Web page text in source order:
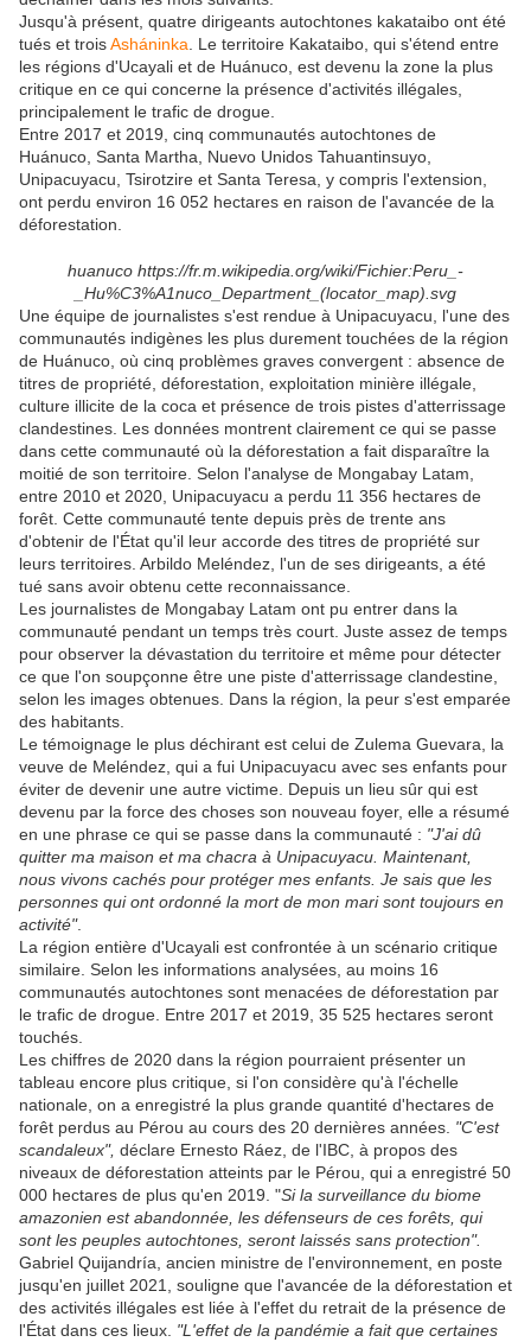
Jusqu'à présent, quatre dirigeants autochtones kakataibo ont été
tués et troisAsháninka . Le territoire Kakataibo, qui s'étend entre
les régions d'Ucayali et de Huánuco, est devenu la zone la plus
critique en ce qui concerne la présence d'activités illégales,
principalement le trafic de drogue.
Entre 2017 et 2019, cinq communautés autochtones de
Huánuco, Santa Martha, Nuevo Unidos Tahuantinsuyo,
Unipacuyacu, Tsirotzire et Santa Teresa, y compris l'extension,
ont perdu environ 16 052 hectares en raison de l'avancée de la
déforestation.
huanuco https://fr.m.wikipedia.org/wiki/Fichier:Peru_-
_Hu%C3%A1nuco_Department_(locator_map).svg
Une équipe de journalistes s'est rendue à Unipacuyacu, l'une des
communautés indigènes les plus durement touchées de la région
de Huánuco, où cinq problèmes graves convergent : absence de
titres de propriété, déforestation, exploitation minière illégale,
culture illicite de la coca et présence de trois pistes d'atterrissage
clandestines. Les données montrent clairement ce qui se passe
dans cette communauté où la déforestation a fait disparaître la
moitié de son territoire. Selon l'analyse de Mongabay Latam,
entre 2010 et 2020, Unipacuyacu a perdu 11 356 hectares de
forêt. Cette communauté tente depuis près de trente ans
d'obtenir de l'État qu'il leur accorde des titres de propriété sur
leurs territoires. Arbildo Meléndez, l'un de ses dirigeants, a été
tué sans avoir obtenu cette reconnaissance.
Les journalistes de Mongabay Latam ont pu entrer dans la
communauté pendant un temps très court. Juste assez de temps
pour observer la dévastation du territoire et même pour détecter
ce que l'on soupçonne être une piste d'atterrissage clandestine,
selon les images obtenues. Dans la région, la peur s'est emparée
des habitants.
Le témoignage le plus déchirant est celui de Zulema Guevara, la
veuve de Meléndez, qui a fui Unipacuyacu avec ses enfants pour
éviter de devenir une autre victime. Depuis un lieu sûr qui est
devenu par la force des choses son nouveau foyer, elle a résumé
en une phrase ce qui se passe dans la communauté : "J'ai dû
quitter ma maison et ma chacra à Unipacuyacu. Maintenant,
nous vivons cachés pour protéger mes enfants. Je sais que les
personnes qui ont ordonné la mort de mon mari sont toujours en
activité".
La région entière d'Ucayali est confrontée à un scénario critique
similaire. Selon les informations analysées, au moins 16
communautés autochtones sont menacées de déforestation par
le trafic de drogue. Entre 2017 et 2019, 35 525 hectares seront
touchés.
Les chiffres de 2020 dans la région pourraient présenter un
tableau encore plus critique, si l'on considère qu'à l'échelle
nationale, on a enregistré la plus grande quantité d'hectares de
forêt perdus au Pérou au cours des 20 dernières années. "C'est
scandaleux", déclare Ernesto Ráez, de l'IBC, à propos des
niveaux de déforestation atteints par le Pérou, qui a enregistré 50
000 hectares de plus qu'en 2019. "Si la surveillance du biome
amazonien est abandonnée, les défenseurs de ces forêts, qui
sont les peuples autochtones, seront laissés sans protection".
Gabriel Quijandría, ancien ministre de l'environnement, en poste
jusqu'en juillet 2021, souligne que l'avancée de la déforestation et
des activités illégales est liée à l'effet du retrait de la présence de
l'État dans ces lieux. "L'effet de la pandémie a fait que certaines